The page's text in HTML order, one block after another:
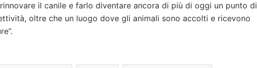
il canile e farlo diventare ancora di più di oggi un punto di
oltre che un luogo dove gli animali sono accolti e ricevono